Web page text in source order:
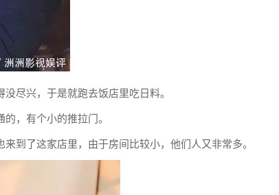
尽兴，于是就跑去饭店里吃日料。
，有个小的推拉门。
到了这家店里，由于房间比较小，他们人又非常多。